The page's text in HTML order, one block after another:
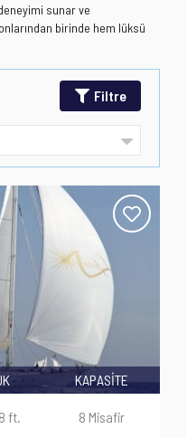
sunar ve
birinde hem lüksü
Filtre
ft.
KAPASİTE
8 Misafir